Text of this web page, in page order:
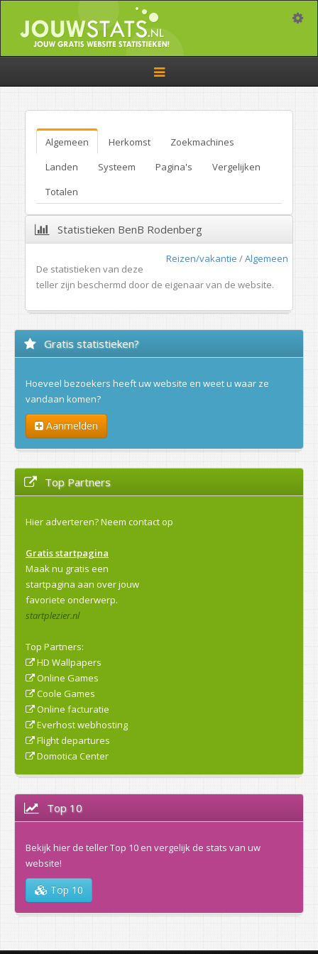
Toggle
navigation
Algemeen Herkomst
Zoekmachines
Landen
Systeem Pagina's
Vergelijken
Totalen
Statistieken BenB Rodenberg
Reizen/vakantie /Algemeen
De statistieken van deze
teller zijn beschermd door de eigenaar van de website.
Gratis statistieken?
Hoeveel bezoekers heeft uw website en weet u waar ze
vandaan komen?
Aanmelden
Top Partners
Hier adverteren?Neem contact op
Gratis startpagina
Maak nu gratis een
startpagina aan over jouw
favoriete onderwerp.
startplezier.nl
Top Partners:
HD Wallpapers
Online Games
Coole Games
Online facturatie
Everhost webhosting
Flight departures
Domotica Center
Top 10
Bekijk hier de teller Top 10 en vergelijk de stats van uw
website!
Top 10